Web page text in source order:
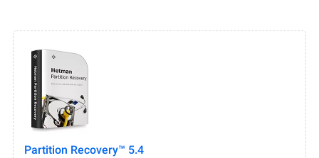
Partition Recovery™ 5.4